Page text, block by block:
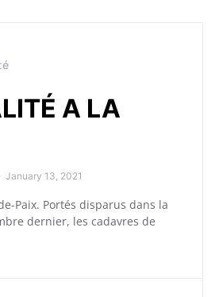
A LA
January 13, 2021
Paix. Portés disparus dans la
dernier, les cadavres de